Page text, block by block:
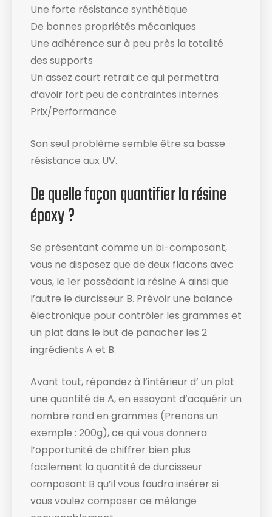
Une forte résistance synthétique
De bonnes propriétés mécaniques
Une adhérence sur à peu près la totalité
des supports
Un assez court retrait ce qui permettra
d’avoir fort peu de contraintes internes
Prix/Performance
Son seul problème semble être sa basse
résistance aux UV.
De quelle façon quantifier la résine
époxy ?
Se présentant comme un bi-composant,
vous ne disposez que de deux flacons avec
vous, le 1er possédant la résine A ainsi que
l’autre le durcisseur B. Prévoir une balance
électronique ​pour contrôler les grammes et
un plat dans le but de panacher les 2
ingrédients A et B.
Avant tout, répandez à l’intérieur d’ un plat
une quantité de A, en essayant d’acquérir un
nombre rond en grammes (Prenons un
exemple : 200g), ce qui vous donnera
l’opportunité de chiffrer bien plus
facilement la quantité de durcisseur
composant B qu’il vous faudra insérer si
vous voulez composer ce mélange